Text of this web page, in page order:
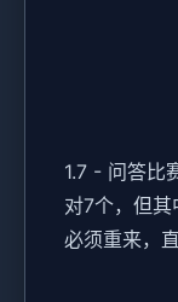
1.7 - 问答比
对7个，但
必须重来，